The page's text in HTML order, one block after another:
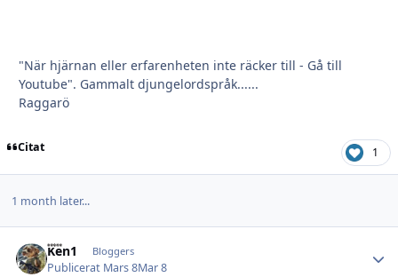
"När hjärnan eller erfarenheten inte räcker till - Gå till
Youtube". Gammalt djungelordspråk......
Raggarö
Citat 1
1 month later...
Ken1 Bloggers
Publicerat Mars 8Mar 8